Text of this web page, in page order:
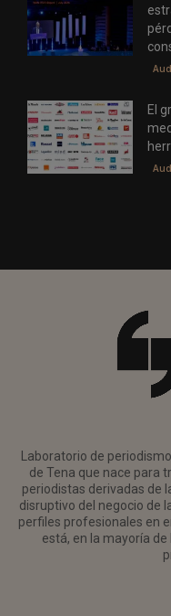
El
Laboratorio de
de Tena que nace para
periodistas derivadas de
disruptivo del negocio de
perfiles profesionales en
está, en la mayoría